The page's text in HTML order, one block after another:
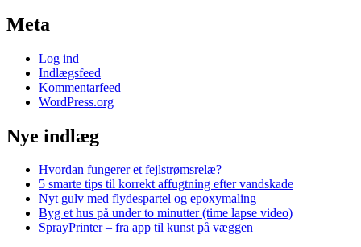
Meta
Log ind
Indlægsfeed
Kommentarfeed
WordPress.org
Nye indlæg
Hvordan fungerer et fejlstrømsrelæ?
5 smarte tips til korrekt affugtning efter vandskade
Nyt gulv med flydespartel og epoxymaling
Byg et hus på under to minutter (time lapse video)
SprayPrinter – fra app til kunst på væggen